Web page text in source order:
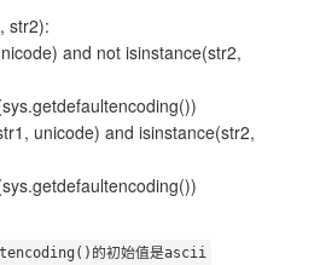
str2):
and not isinstance(str2,
unicode) and isinstance(str2,
的初始值是ascii